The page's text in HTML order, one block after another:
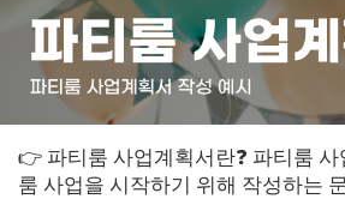
👉 파티룸 사업계획서란❓ 파티룸
룸 사업을 시작하기 위해 작성하는